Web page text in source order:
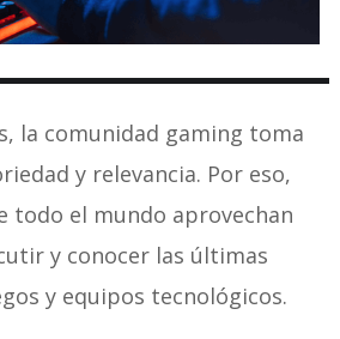
la comunidad gaming toma
y relevancia. Por eso,
todo el mundo aprovechan
y conocer las últimas
y equipos tecnológicos.